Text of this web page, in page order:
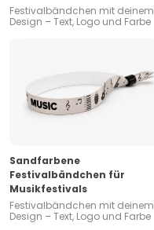
Festivalbändchen mit deinem
Design – Text, Logo und Farbe
Sandfarbene
Festivalbändchen für
Musikfestivals
Festivalbändchen mit deinem
Design – Text, Logo und Farbe